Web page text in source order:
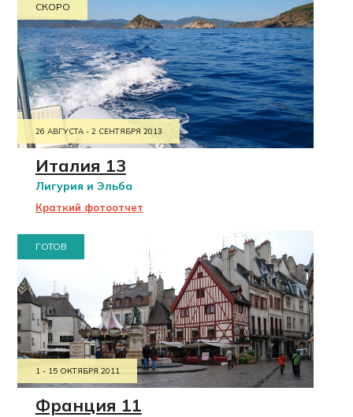
26 АВГУСТА - 2 СЕНТЯБРЯ 2013
СКОРО
Италия 13
Лигурия и Эльба
Краткий фотоотчет
1 - 15 ОКТЯБРЯ 2011
ГОТОВ
Франция 11